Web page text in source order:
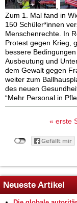
,
Zum 1. Mal fand in
150 Schüler*innen
Menschenrechte. In
Protest gegen Krieg,
bessere
Ausbeutung und
dem Gewalt gegen
weiter zum
des neuen
“Mehr Personal in
« erste
Neueste Artikel